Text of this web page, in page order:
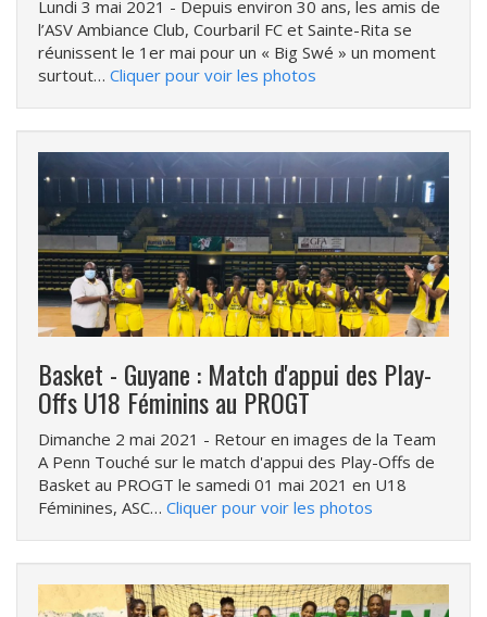
Lundi 3 mai 2021 - Depuis environ 30 ans, les amis de
l’ASV Ambiance Club, Courbaril FC et Sainte-Rita se
réunissent le 1er mai pour un « Big Swé » un moment
surtout… Cliquer pour voir les photos
Basket - Guyane : Match d'appui des Play-
Offs U18 Féminins au PROGT
Dimanche 2 mai 2021 - Retour en images de la Team
A Penn Touché sur le match d'appui des Play-Offs de
Basket au PROGT le samedi 01 mai 2021 en U18
Féminines, ASC… Cliquer pour voir les photos